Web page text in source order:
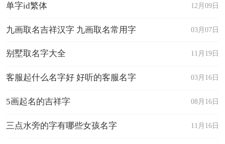
12月09日
单字id繁体
03月07日
九画取名吉祥汉字 九画取名常用字
11月19日
别墅取名字大全
03月16日
客服起什么名字好 好听的客服名字
08月16日
5画起名的吉祥字
11月16日
三点水旁的字有哪些女孩名字